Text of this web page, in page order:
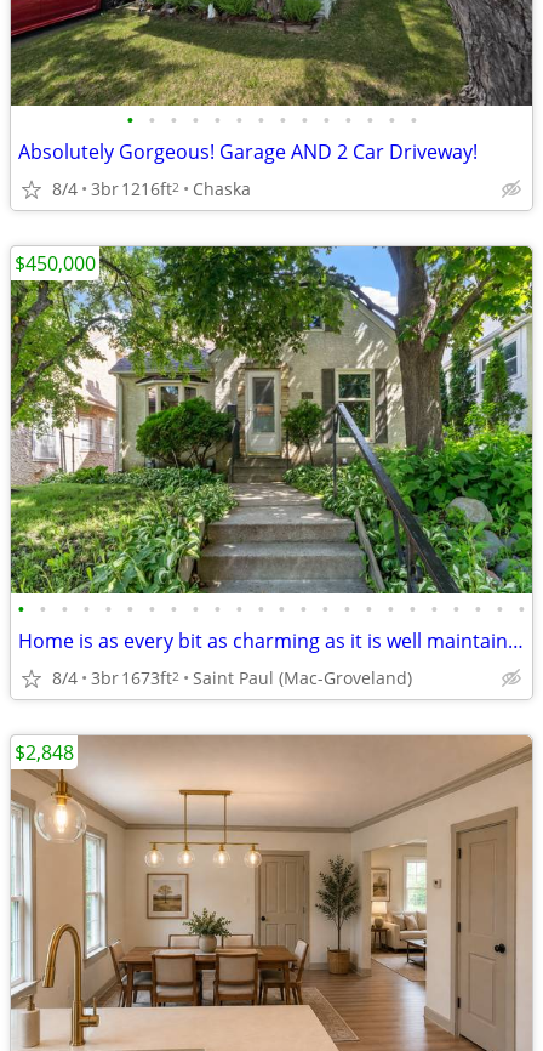
• • • • • • • • • • • • • •
Absolutely Gorgeous! Garage AND 2 Car Driveway!
8/4 3br1216ft2 Chaska
• • • • • • • • • • • • • • • • • • • • • • • •
Home is as every bit as charming as it is well maintained & updated
8/4 3br1673ft2 Saint Paul (Mac-Groveland)
$450,000
$2,848